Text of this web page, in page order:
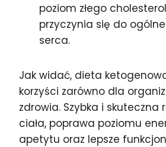
poziom złego
przyczynia się do
serca.
Jak widać, dieta
korzyści zarówno dla
zdrowia. Szybka i
ciała, poprawa poziomu
apetytu oraz lepsze